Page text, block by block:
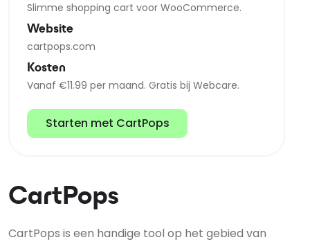
Slimme shopping cart voor WooCommerce.
Website
cartpops.com
Kosten
Vanaf €11.99 per maand. Gratis bij Webcare.
Starten met CartPops
CartPops
CartPops is een handige tool op het gebied van